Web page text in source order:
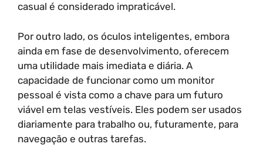
casual é considerado impraticável.
Por outro lado, os óculos inteligentes, embora
ainda em fase de desenvolvimento, oferecem
uma utilidade mais imediata e diária. A
capacidade de funcionar como um monitor
pessoal é vista como a chave para um futuro
viável em telas vestíveis. Eles podem ser usados
diariamente para trabalho ou, futuramente, para
navegação e outras tarefas.